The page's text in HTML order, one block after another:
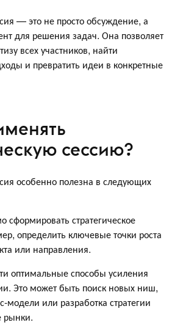
— это не просто обсуждение, а
для решения задач. Она позволяет
всех участников, найти
и превратить идеи в конкретные
сессию?
особенно полезна в следующих
сформировать стратегическое
определить ключевые точки роста
или направления.
оптимальные способы усиления
Это может быть поиск новых ниш,
модели или разработка стратегии
рынки.